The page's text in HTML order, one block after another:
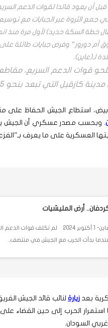
أن يعود قائدا لقوات الدعم
خطة السكة حديد) لأول مرة منذ
أم دورور” وفرض جبايات طائلة على
لـ(عاين).
قوات الدعم السريع،
تبعد بنحو 45 كيلومتر جنوب الأبيض، اليوم الاثنين.
استطاع الجيش الحفاظ على
. وبحسب مصدر عسكري أن الجيش
العسكرية على ما يعرف
أرض المليشيات
عاين- 1 أكتوبر 2024 لم تكلف
بدأت الحرب مع الجيش في منتصف...
بعدزيارة لنائب قائد الجيش
استمرار الحرب إلى حين القضاء
غربي السودان.